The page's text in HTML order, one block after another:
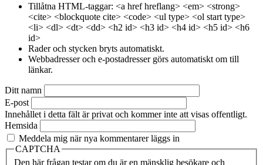
Tillåtna HTML-taggar: <a href hreflang> <em> <strong>
<cite> <blockquote cite> <code> <ul type> <ol start type>
<li> <dl> <dt> <dd> <h2 id> <h3 id> <h4 id> <h5 id> <h6
id>
Rader och stycken bryts automatiskt.
Webbadresser och e-postadresser görs automatiskt om till
länkar.
Ditt namn
E-post
Innehållet i detta fält är privat och kommer inte att visas offentligt.
Hemsida
Meddela mig när nya kommentarer läggs in
CAPTCHA
Den här frågan testar om du är en mänsklig besökare och